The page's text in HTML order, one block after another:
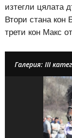
изтегли цялата
Втори стана
трети кон Макс
Галерия: III